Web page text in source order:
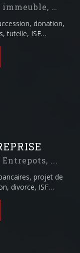
…
donation,
tutelle, ISF…
...
projet de
divorce, ISF…